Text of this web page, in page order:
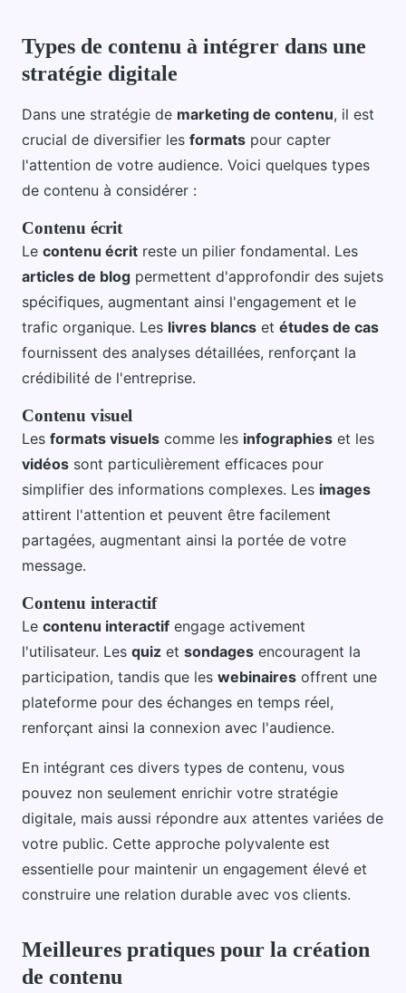
Types de contenu à intégrer dans une
stratégie digitale
Dans une stratégie de marketing de contenu, il est
crucial de diversifier les formats pour capter
l'attention de votre audience. Voici quelques types
de contenu à considérer :
Contenu écrit
Le contenu écrit reste un pilier fondamental. Les
articles de blog permettent d'approfondir des sujets
spécifiques, augmentant ainsi l'engagement et le
trafic organique. Les livres blancs et études de cas
fournissent des analyses détaillées, renforçant la
crédibilité de l'entreprise.
Contenu visuel
Les formats visuels comme les infographies et les
vidéos sont particulièrement efficaces pour
simplifier des informations complexes. Les images
attirent l'attention et peuvent être facilement
partagées, augmentant ainsi la portée de votre
message.
Contenu interactif
Le contenu interactif engage activement
l'utilisateur. Les quiz et sondages encouragent la
participation, tandis que les webinaires offrent une
plateforme pour des échanges en temps réel,
renforçant ainsi la connexion avec l'audience.
En intégrant ces divers types de contenu, vous
pouvez non seulement enrichir votre stratégie
digitale, mais aussi répondre aux attentes variées de
votre public. Cette approche polyvalente est
essentielle pour maintenir un engagement élevé et
construire une relation durable avec vos clients.
Meilleures pratiques pour la création
de contenu